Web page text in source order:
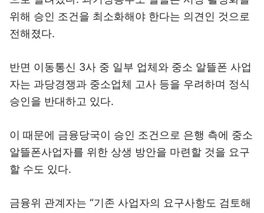
위해 승인 조건을 최소화해야 한다는 의견인 것으로
전해졌다.
반면 이동통신 3사 중 일부 업체와 중소 알뜰폰 사업
자는 과당경쟁과 중소업체 고사 등을 우려하며 정식
승인을 반대하고 있다.
이 때문에 금융당국이 승인 조건으로 은행 측에 중소
알뜰폰사업자를 위한 상생 방안을 마련할 것을 요구
할 수도 있다.
금융위 관계자는 “기존 사업자의 요구사항도 검토해